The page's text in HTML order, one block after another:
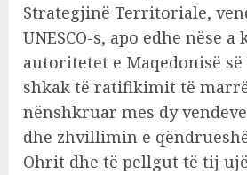
Strategjinë Territoriale,
UNESCO-s, apo edhe nëse
autoritetet e Maqedonisë
shkak të ratifikimit të
nënshkruar mes dy
dhe zhvillimin e
Ohrit dhe të pellgut të tij